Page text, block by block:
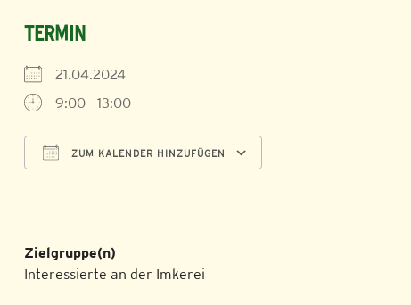
TERMIN
21.04.2024
9:00 - 13:00
ZUM KALENDER HINZUFÜGEN
Zielgruppe(n)
Interessierte an der Imkerei